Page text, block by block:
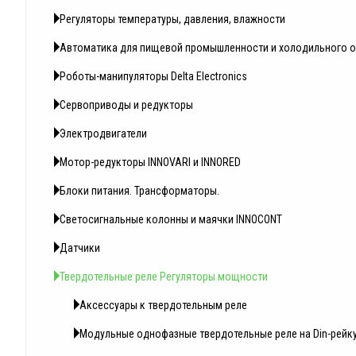
Регуляторы температуры, давления, влажности
Автоматика для пищевой промышленности и холодильного
Роботы-манипуляторы Delta Electronics
Сервоприводы и редукторы
Электродвигатели
Мотор-редукторы INNOVARI и INNORED
Блоки питания. Трансформаторы.
Светосигнальные колонны и маячки INNOCONT
Датчики
Твердотельные реле Регуляторы мощности
Аксессуары к твердотельным реле
Модульные однофазные твердотельные реле на Din-